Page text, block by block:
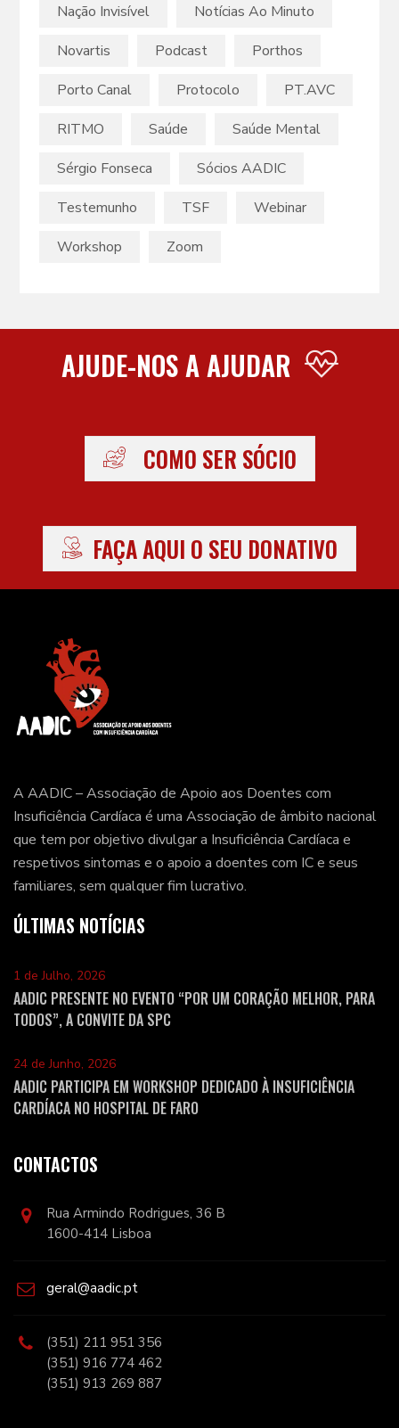
Nação Invisível
Notícias Ao Minuto
Novartis
Podcast
Porthos
Porto Canal
Protocolo
PT.AVC
RITMO
Saúde
Saúde Mental
Sérgio Fonseca
Sócios AADIC
Testemunho
TSF
Webinar
Workshop
Zoom
AJUDE-NOS A AJUDAR
COMO SER SÓCIO
FAÇA AQUI O SEU DONATIVO
A AADIC – Associação de Apoio aos Doentes com
Insuficiência Cardíaca é uma Associação de âmbito nacional
que tem por objetivo divulgar a Insuficiência Cardíaca e
respetivos sintomas e o apoio a doentes com IC e seus
familiares, sem qualquer fim lucrativo.
ÚLTIMAS NOTÍCIAS
1 de Julho, 2026
AADIC PRESENTE NO EVENTO “POR UM CORAÇÃO MELHOR, PARA
TODOS”, A CONVITE DA SPC
24 de Junho, 2026
AADIC PARTICIPA EM WORKSHOP DEDICADO À INSUFICIÊNCIA
CARDÍACA NO HOSPITAL DE FARO
CONTACTOS
Rua Armindo Rodrigues, 36 B
1600-414 Lisboa
geral@aadic.pt
(351) 211 951 356
(351) 916 774 462
(351) 913 269 887